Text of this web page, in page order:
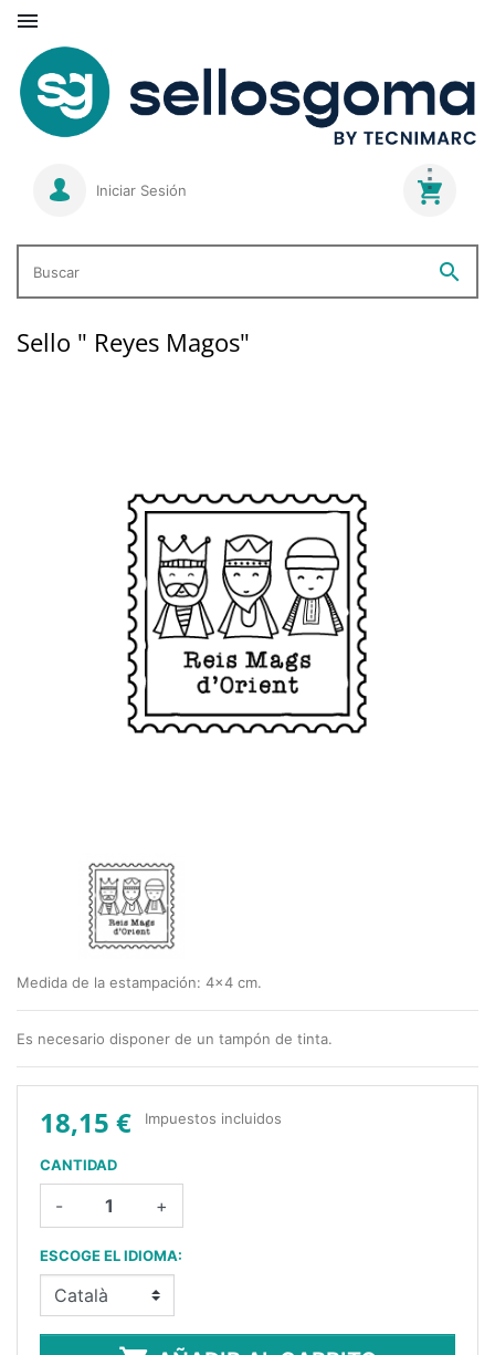

Iniciar Sesión
Buscar
search
Sello " Reyes Magos"
18,15 € Impuestos incluidos
CANTIDAD
- +
ESCOGE EL IDIOMA:
Medida de la estampación: 4x4 cm.
Es necesario disponer de un tampón de tinta.